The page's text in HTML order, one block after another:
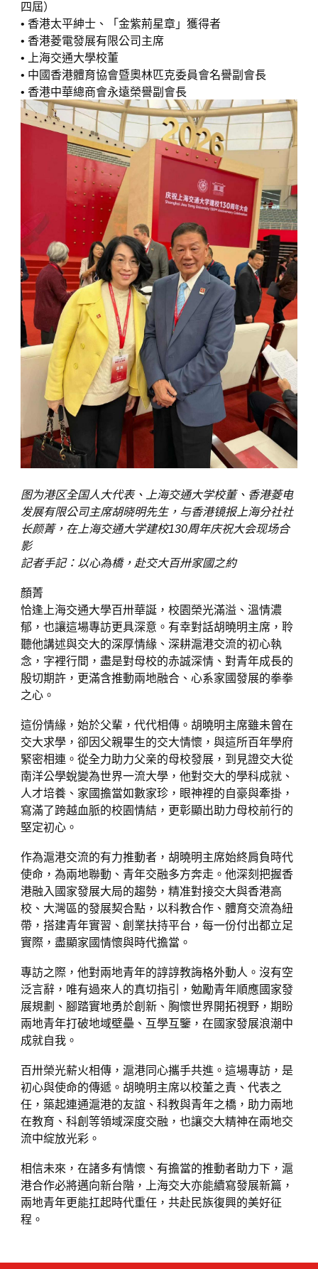
四屆）
• 香港太平紳士、「金紫荊星章」獲得者
• 香港菱電發展有限公司主席
• 上海交通大學校董
• 中國香港體育協會暨奧林匹克委員會名譽副會長
• 香港中華總商會永遠榮譽副會長
图为港区全国人大代表、上海交通大学校董、香港菱电
发展有限公司主席胡晓明先生，与香港镜报上海分社社
长颜菁，在上海交通大学建校130周年庆祝大会现场合
影
記者手記：以心為橋，赴交大百卅家國之約
顏菁
恰逢上海交通大學百卅華誕，校園榮光滿溢、溫情濃
郁，也讓這場專訪更具深意。有幸對話胡曉明主席，聆
聽他講述與交大的深厚情緣、深耕滬港交流的初心執
念，字裡行間，盡是對母校的赤誠深情、對青年成長的
殷切期許，更滿含推動兩地融合、心系家國發展的拳拳
之心。
這份情緣，始於父輩，代代相傳。胡曉明主席雖未曾在
交大求學，卻因父親畢生的交大情懷，與這所百年學府
緊密相連。從全力助力父亲的母校發展，到見證交大從
南洋公學蛻變為世界一流大學，他對交大的學科成就、
人才培養、家國擔當如數家珍，眼神裡的自豪與牽掛，
寫滿了跨越血脈的校園情結，更彰顯出助力母校前行的
堅定初心。
作為滬港交流的有力推動者，胡曉明主席始終肩負時代
使命，為兩地聯動、青年交融多方奔走。他深刻把握香
港融入國家發展大局的趨勢，精准對接交大與香港高
校、大灣區的發展契合點，以科教合作、體育交流為紐
帶，搭建青年實習、創業扶持平台，每一份付出都立足
實際，盡顯家國情懷與時代擔當。
專訪之際，他對兩地青年的諄諄教誨格外動人。沒有空
泛言辭，唯有過來人的真切指引，勉勵青年順應國家發
展規劃、腳踏實地勇於創新、胸懷世界開拓視野，期盼
兩地青年打破地域壁壘、互學互鑒，在國家發展浪潮中
成就自我。
百卅榮光薪火相傳，滬港同心攜手共進。這場專訪，是
初心與使命的傳遞。胡曉明主席以校董之責、代表之
任，築起連通滬港的友誼、科教與青年之橋，助力兩地
在教育、科創等領域深度交融，也讓交大精神在兩地交
流中綻放光彩。
相信未來，在諸多有情懷、有擔當的推動者助力下，滬
港合作必將邁向新台階，上海交大亦能續寫發展新篇，
兩地青年更能扛起時代重任，共赴民族復興的美好征
程。